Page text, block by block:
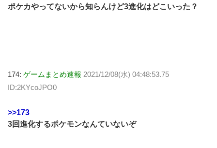
ポケカやってないから知らんけど3進化はどこいった？
174: ゲームまとめ速報 2021/12/08(水) 04:48:53.75
ID:2KYcoJPO0
>>173
3回進化するポケモンなんていないぞ